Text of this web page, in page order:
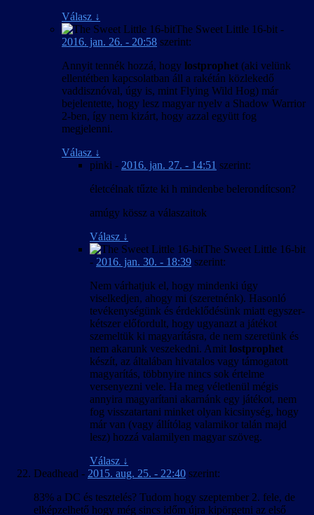
Válasz ↓
The Sweet Little 16-bit -
2016. jan. 26. - 20:58 szerint:
Annyit tennék hozzá, hogy lostprophet (aki velünk
ellentétben kapcsolatban áll a rakétán közlekedő
vaddisznóval, úgy is, mint Flying Wild Hog) már
bejelentette, hogy lesz magyar nyelv a Shadow Warrior
2-ben, így nem kizárt, hogy azzal együtt fog
megjelenni.
Válasz ↓
pinki - 2016. jan. 27. - 14:51 szerint:
életcélnak tűzte ki h mindenbe belerondítcson?
amúgy kössz a válaszaitok
Válasz ↓
The Sweet Little 16-bit
- 2016. jan. 30. - 18:39 szerint:
Nem várhatjuk el, hogy mindenki úgy
viselkedjen, ahogy mi (szeretnénk). Hasonló
tevékenységünk és érdeklődésünk miatt egyszer-
kétszer előfordult, hogy ugyanazt a játékot
szemeltük ki magyarításra, de nem szeretünk és
nem akarunk veszekedni. Amit lostprophet
készít, az általában hivatalos vagy támogatott
magyarítás, többnyire nincs sok értelme
versenyezni vele. Ha meg véletlenül mégis
annyira magyarítani akarnánk egy játékot, nem
fog visszatartani minket olyan kicsinység, hogy
már van (vagy állítólag valamikor talán majd
lesz) hozzá valamilyen magyar szöveg.
Válasz ↓
Deadhead - 2015. aug. 25. - 22:40 szerint:
83% a DC és tesztelés? Tudom hogy szeptember 2. fele, de
elképzelhető hogy még sincs időm újra kipörgetni az első